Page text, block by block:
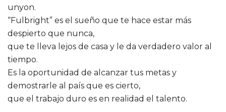
unyon.
“Fulbright” es el sueño que te hace estar más
despierto que nunca,
que te lleva lejos de casa y le da verdadero valor al
tiempo.
Es la oportunidad de alcanzar tus metas y
demostrarle al país que es cierto,
que el trabajo duro es en realidad el talento.